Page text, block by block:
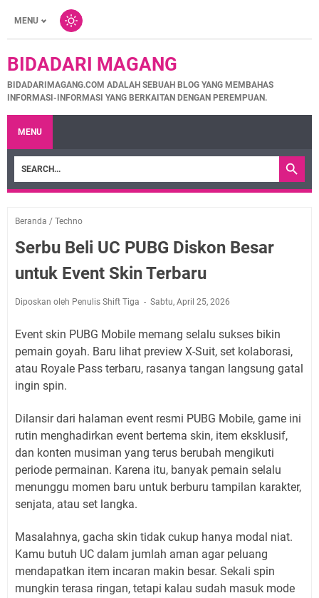
MENU
BIDADARI MAGANG
BIDADARIMAGANG.COM ADALAH SEBUAH BLOG YANG MEMBAHAS
INFORMASI-INFORMASI YANG BERKAITAN DENGAN PEREMPUAN.
MENU
Beranda / Techno
Serbu Beli UC PUBG Diskon Besar
untuk Event Skin Terbaru
Diposkan oleh Penulis Shift Tiga Sabtu, April 25, 2026
Event skin PUBG Mobile memang selalu sukses bikin
pemain goyah. Baru lihat preview X-Suit, set kolaborasi,
atau Royale Pass terbaru, rasanya tangan langsung gatal
ingin spin.
Dilansir dari halaman event resmi PUBG Mobile, game ini
rutin menghadirkan event bertema skin, item eksklusif,
dan konten musiman yang terus berubah mengikuti
periode permainan. Karena itu, banyak pemain selalu
menunggu momen baru untuk berburu tampilan karakter,
senjata, atau set langka.
Masalahnya, gacha skin tidak cukup hanya modal niat.
Kamu butuh UC dalam jumlah aman agar peluang
mendapatkan item incaran makin besar. Sekali spin
mungkin terasa ringan, tetapi kalau sudah masuk mode